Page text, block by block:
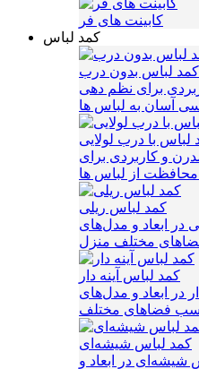
کابینت های فر
کمد لباس
کمد لباس بدون درب
برای نظم‌ دهی
لباس با درب لولایی
و کاربردی برای
کمد لباس ریلی
در ابعاد و مدل‌های
کمد لباس آینه دار
در ابعاد و مدل‌های
کمد لباس شیشه‌ای
شیشه‌ای در ابعاد و